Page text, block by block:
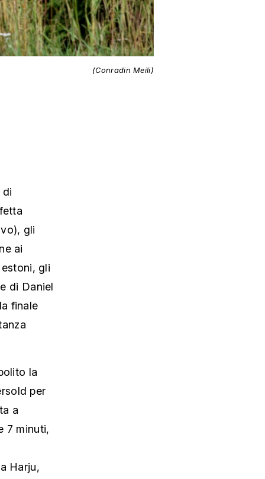
(Conradin Meili)
di
gli
ai
gli
di Daniel
finale
la
per
a
7 minuti,
Harju,